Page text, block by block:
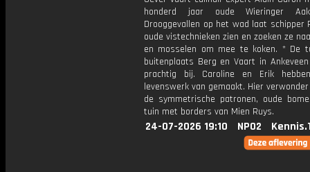
honderd jaar oude Wieringer Aak
Drooggevallen op het wad laat schipper
oude vistechnieken zien en zoeken ze
en mosselen om mee te koken. * De
buitenplaats Berg en Vaart in
prachtig bij. Caroline en Erik
levenswerk van gemaakt. Hier
de symmetrische patronen, oude
tuin met borders van Mien Ruys.
24-07-2026 19:10 NPO2